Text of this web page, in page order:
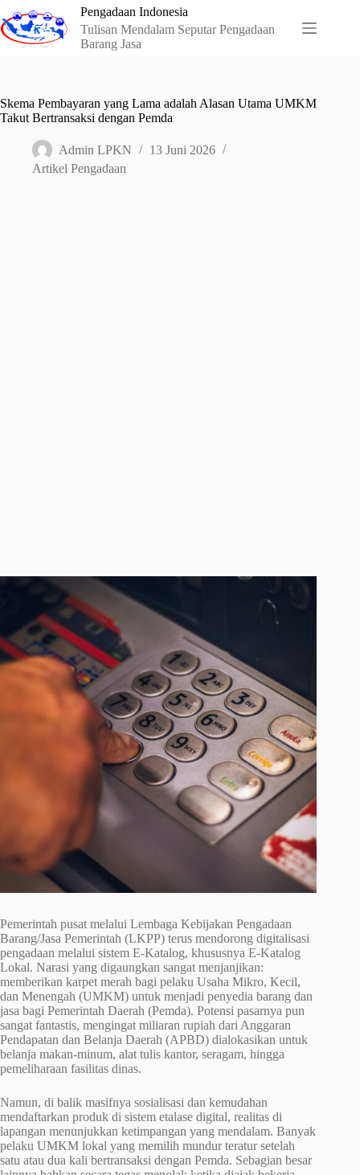
to
content
Pengadaan Indonesia
Tulisan Mendalam Seputar Pengadaan
Barang Jasa
Skema Pembayaran yang Lama adalah Alasan Utama UMKM
Takut Bertransaksi dengan Pemda
Admin LPKN
13 Juni 2026
Artikel Pengadaan
Pemerintah pusat melalui Lembaga Kebijakan Pengadaan
Barang/Jasa Pemerintah (LKPP) terus mendorong digitalisasi
pengadaan melalui sistem E-Katalog, khususnya E-Katalog
Lokal. Narasi yang digaungkan sangat menjanjikan:
memberikan karpet merah bagi pelaku Usaha Mikro, Kecil,
dan Menengah (UMKM) untuk menjadi penyedia barang dan
jasa bagi Pemerintah Daerah (Pemda). Potensi pasarnya pun
sangat fantastis, mengingat miliaran rupiah dari Anggaran
Pendapatan dan Belanja Daerah (APBD) dialokasikan untuk
belanja makan-minum, alat tulis kantor, seragam, hingga
pemeliharaan fasilitas dinas.
Namun, di balik masifnya sosialisasi dan kemudahan
mendaftarkan produk di sistem etalase digital, realitas di
lapangan menunjukkan ketimpangan yang mendalam. Banyak
pelaku UMKM lokal yang memilih mundur teratur setelah
satu atau dua kali bertransaksi dengan Pemda. Sebagian besar